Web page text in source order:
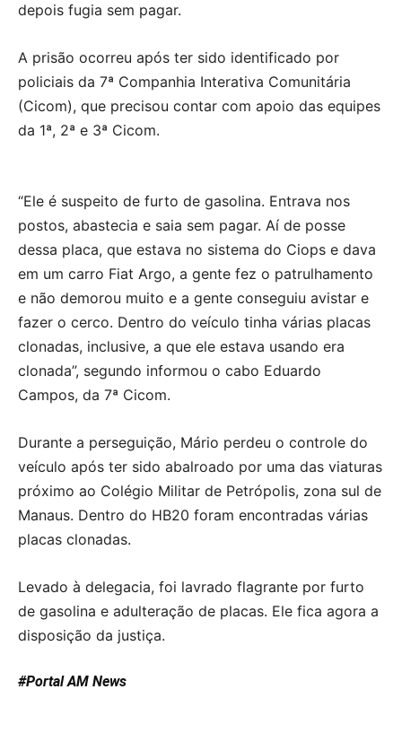
depois fugia sem pagar.
A prisão ocorreu após ter sido identificado por
policiais da 7ª Companhia Interativa Comunitária
(Cicom), que precisou contar com apoio das equipes
da 1ª, 2ª e 3ª Cicom.
ABASTECIA E FUGIA SEM PAGAR?
HOJE A PM PEGOU ELE 😳😬
PIC.TWITTER.COM/JCYSRHZJDO
— TRÂNSITO MANAUS
(@TRANSITOMANAUS) DECEMBER
19, 2021
“Ele é suspeito de furto de gasolina. Entrava nos
postos, abastecia e saia sem pagar. Aí de posse
dessa placa, que estava no sistema do Ciops e dava
em um carro Fiat Argo, a gente fez o patrulhamento
e não demorou muito e a gente conseguiu avistar e
fazer o cerco. Dentro do veículo tinha várias placas
clonadas, inclusive, a que ele estava usando era
clonada”, segundo informou o cabo Eduardo
Campos, da 7ª Cicom.
Durante a perseguição, Mário perdeu o controle do
veículo após ter sido abalroado por uma das viaturas
próximo ao Colégio Militar de Petrópolis, zona sul de
Manaus. Dentro do HB20 foram encontradas várias
placas clonadas.
Levado à delegacia, foi lavrado flagrante por furto
de gasolina e adulteração de placas. Ele fica agora a
disposição da justiça.
#Portal AM News